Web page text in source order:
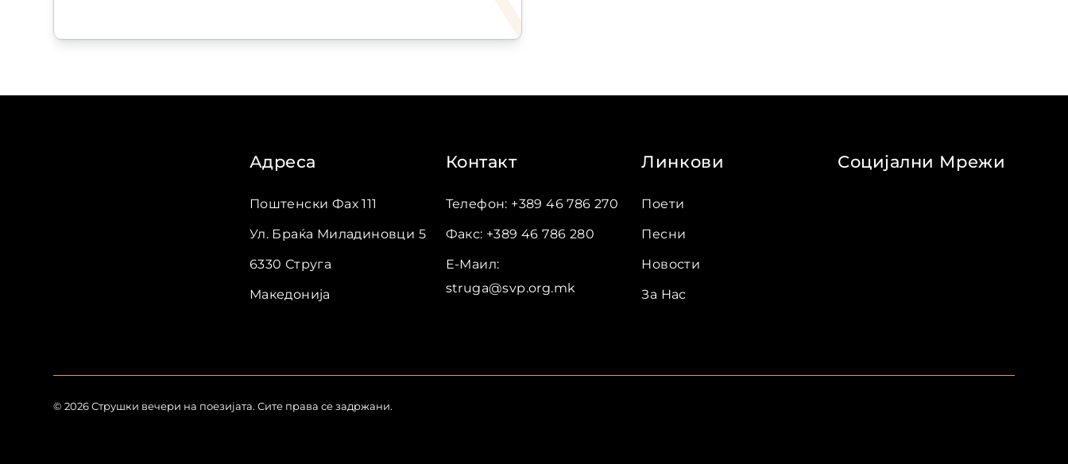
Адреса
Поштенски Фах 111
Ул. Браќа Миладиновци 5
6330 Струга
Македонија
Контакт
Телефон: +389 46 786 270
Факс: +389 46 786 280
Е-Маил:
struga@svp.org.mk
Линкови
Поети
Песни
Новости
За Нас
Социјални Мрежи
© 2026Струшки вечери на поезијата. Сите права се задржани.